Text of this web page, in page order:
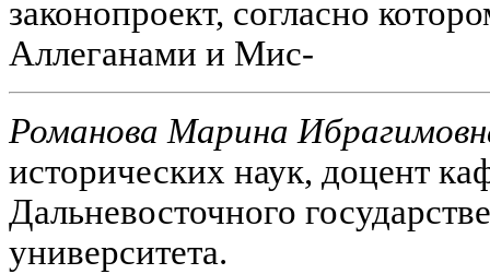
законопроект, согласно
Аллеганами и Мис-
Романова Марина
исторических наук, доцент
Дальневосточного
университета.